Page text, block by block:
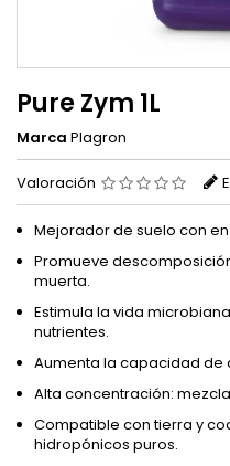
Pure Zym 1L
Marca Plagron
Valoración
Mejorador de suelo con
Promueve
muerta.
Estimula la vida
nutrientes.
Aumenta la capacidad de
Alta concentración: mezcla
Compatible con tierra y
hidropónicos puros.